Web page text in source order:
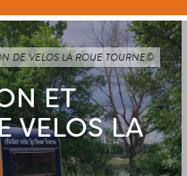
ET
VELOS LA
DE VELOS LA ROUE TOURNE©